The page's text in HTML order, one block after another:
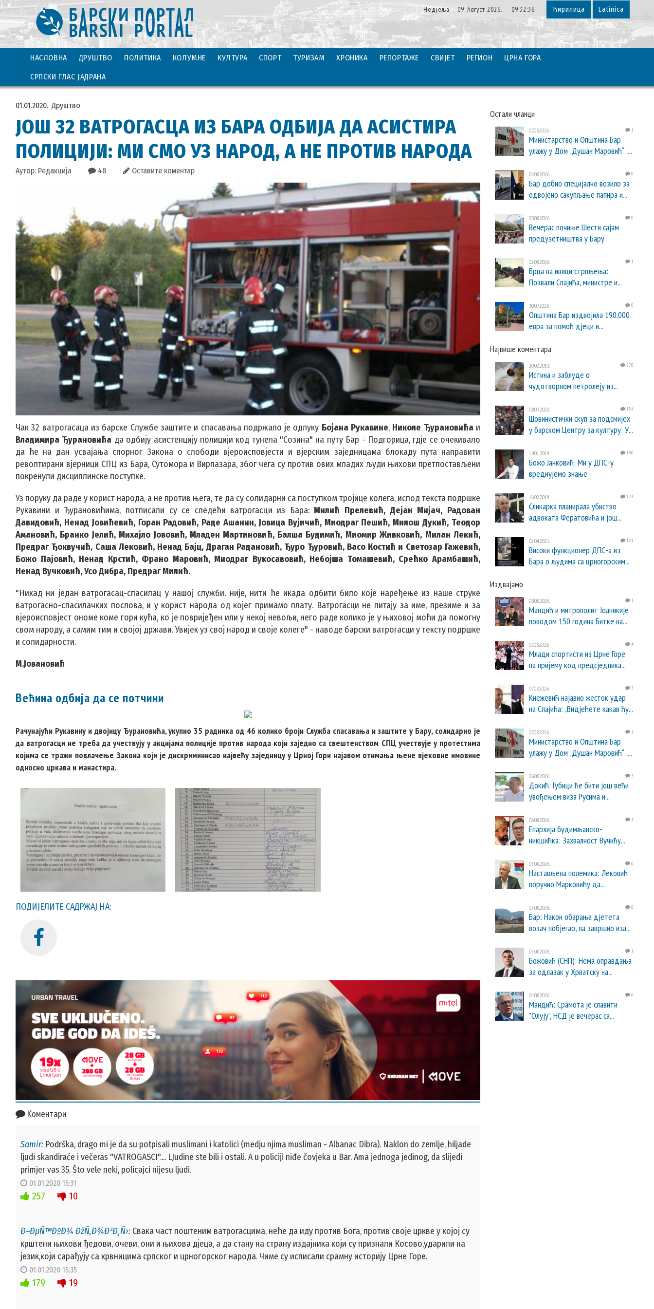
Недјеља 09. Август 2026. 09:32:37 Ћирилица Latinica
НАСЛОВНА ДРУШТВО ПОЛИТИКА КОЛУМНЕ КУЛТУРА СПОРТ ТУРИЗАМ ХРОНИКА РЕПОРТАЖЕ СВИЈЕТ РЕГИОН ЦРНА ГОРА
СРПСКИ ГЛАС ЈАДРАНА
01.01.2020. Друштво
ЈОШ 32 ВАТРОГАСЦА ИЗ БАРА ОДБИЈА ДА АСИСТИРА
ПОЛИЦИЈИ: МИ СМО УЗ НАРОД, А НЕ ПРОТИВ НАРОДА
Аутор: Редакција 48 Оставите коментар
Чак 32 ватрогасаца из барске Службе заштите и спасавања подржало је одлуку Бојана Рукавине, Николе Ђурановићаи
Владимира Ђурановића да одбију асистенцију полицији код тунела "Созина" на путу Бар - Подгорица, гдје се очекивало
да ће на дан усвајања спорног Закона о слободи вјероисповјести и вјерским заједницама блокаду пута направити
револтирани вјерници СПЦ из Бара, Сутомора и Вирпазара, због чега су против ових младих људи њихови претпостављени
покренули дисциплинске поступке.
Уз поруку да раде у корист народа, а не против њега, те да су солидарни са поступком тројице колега, испод текста подршке
Рукавини и Ђурановићима, потписали су се следећи ватрогасци из Бара: Милић Прелевић, Дејан Мијач, Радован
Давидовић, Ненад Јовићевић, Горан Радовић, Раде Ашанин, Јовица Вујичић, Миодраг Пешић, Милош Дукић, Теодор
Амановић, Бранко Јелић, Михајло Јововић, Младен Мартиновић, Балша Будимић, Миомир Живковић, Милан Лекић,
Предраг Ђоквучић, Саша Лековић, Ненад Бајц, Драган Радановић, Ђуро Ђуровић, Васо Костић и Светозар Гажевић,
Божо Пајовић, Ненад Крстић, Франо Маровић, Миодраг Вукосавовић, Небојша Томашевић, Срећко Арамбашић,
Ненад Вучковић, Усо Дибра, Предраг Милић.
"Никад ни један ватрогасац-спасилац у нашој служби, није, нити ће икада одбити било које наређење из наше струке
ватрогасно-спасилачких послова, и у корист народа од којег примамо плату. Ватрогасци не питају за име, презиме и за
вјероисповјест ономе коме гори кућа, ко је повријеђен или у некој невољи, него раде колико је у њиховој моћи да помогну
свом народу, а самим тим и својој држави. Увијек уз свој народ и своје колеге" - наводе барски ватрогасци у тексту подршке
и солидарности.
М.Јовановић
Већина одбија да се потчини
Рачунајући Рукавину и двојицу Ђурановића, укупно 35 радника од 46 колико броји Служба спасавања и заштите у Бару, солидарно је
да ватрогасци не треба да учествују у акцијама полиције против народа који заједно са свештенством СПЦ учествује у протестима
којима се тражи повлачење Закона који је дискриминисао највећу заједницу у Црној Гори најавом отимања њене вјековне имовине
односно цркава и манастира.
ПОДИЈЕЛИТЕ САДРЖАЈ НА:
Коментари
Samir: Podrška, drago mi je da su potpisali muslimani i katolici (medju njima musliman - Albanac Dibra). Naklon do zemlje, hiljade
ljudi skandiraće i večeras "VATROGASCI".... LJudine ste bili i ostali. A u policiji niđe čovjeka u Bar. Ama jednoga jedinog, da slijedi
primjer vas 35. Što vele neki, policajci nijesu ljudi.
01.01.2020 15:31
257 10
Ð–ÐµÑ™ÐºÐ¾ ÐžÑ‚Ð¾Ð²Ð¸Ñ›: Свака част поштеним ватрогасцима, неће да иду против Бога, против своје цркве у којој су
крштени њихови ђедови, очеви, они и њихова дјеца, а да стану на страну издајника који су признали Косово,ударили на
језик,који сарађују са крвницима српског и црногорског народа. Чиме су исписали срамну историју Црне Горе.
01.01.2020 15:35
179 19
Остали чланци
07.08.2026. 1
Министарство и Општина Бар
улажу у Дом „Душан Маровић“ :...
04.08.2026. 0
Бар добио специјално возило за
одвојено сакупљање папира и...
03.08.2026. 0
Вечерас почиње Шести сајам
предузетништва у Бару
02.08.2026. 1
Брца на ивици стрпљења:
Позвали Спајића, министре и...
30.07.2026. 0
Општина Бар издвојила 190.000
евра за помоћ дјеци и...
Највише коментара
20.02.2018. 270
Истина и заблуде о
чудотворном петролеју из...
08.03.2020. 154
Шовинистички скуп за подсмијех
у барском Центру за културу: У...
18.01.2019. 140
Божо Јанковић: Ми у ДПС-у
вреднујемо знање
16.02.2019. 123
Сликарка планирала убиство
адвоката Фератовића и још...
02.04.2021. 121
Високи функционер ДПС-а из
Бара о људима са црногорским...
Издвајамо
08.08.2026. 1
Мандић и митрополит Јоаникије
поводом 150 година Битке на...
07.08.2026. 4
Млади спортисти из Црне Горе
на пријему код предсједника...
07.08.2026. 3
Кнежевић најавио жесток удар
на Спајића: „Видјећете какав ћу...
07.08.2026. 1
Министарство и Општина Бар
улажу у Дом „Душан Маровић“ :...
06.08.2026. 3
Докић: Губици ће бити још већи
увођењем виза Русима и...
06.08.2026. 1
Епархија будимљанско-
никшићка: Захвалност Вучићу...
05.08.2026. 6
Настављена полемика: Лековић
поручио Марковићу да...
05.08.2026. 0
Бар: Након обарања дјетета
возач побјегао, па завршио иза...
05.08.2026. 1
Божовић (СНП): Нема оправдања
за одлазак у Хрватску на...
04.08.2026. 6
Мандић: Срамота је славити
"Олују", НСД је вечерас са...